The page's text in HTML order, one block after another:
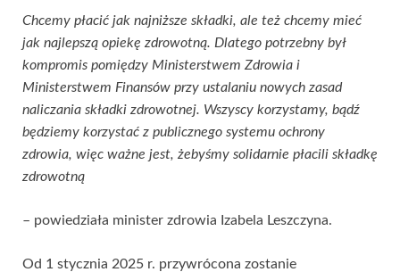
Chcemy płacić jak najniższe składki, ale też chcemy mieć
jak najlepszą opiekę zdrowotną. Dlatego potrzebny był
kompromis pomiędzy Ministerstwem Zdrowia i
Ministerstwem Finansów przy ustalaniu nowych zasad
naliczania składki zdrowotnej. Wszyscy korzystamy, bądź
będziemy korzystać z publicznego systemu ochrony
zdrowia, więc ważne jest, żebyśmy solidarnie płacili składkę
zdrowotną
– powiedziała minister zdrowia Izabela Leszczyna.
Od 1 stycznia 2025 r. przywrócona zostanie